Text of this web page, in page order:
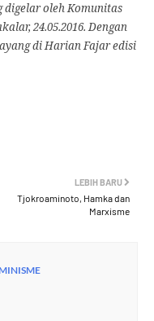
digelar oleh Komunitas
24.05.2016. Dengan
di Harian Fajar edisi
LEBIH BARU
Tjokroaminoto, Hamka dan
Marxisme